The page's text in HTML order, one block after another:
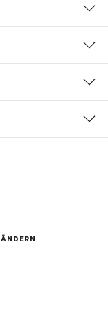
ÄNDERN